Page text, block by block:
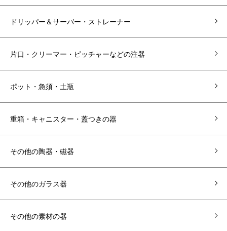
ドリッパー＆サーバー・ストレーナー
片口・クリーマー・ピッチャーなどの注器
ポット・急須・土瓶
重箱・キャニスター・蓋つきの器
その他の陶器・磁器
その他のガラス器
その他の素材の器